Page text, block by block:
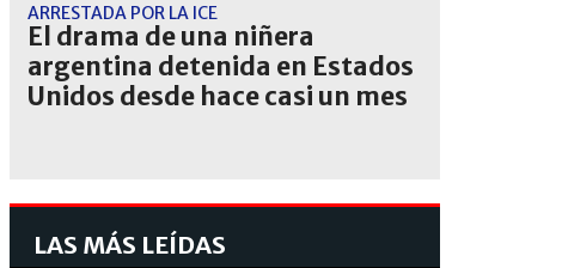
ARRESTADA POR LA ICE
El drama de una niñera
argentina detenida en Estados
Unidos desde hace casi un mes
LAS MÁS LEÍDAS